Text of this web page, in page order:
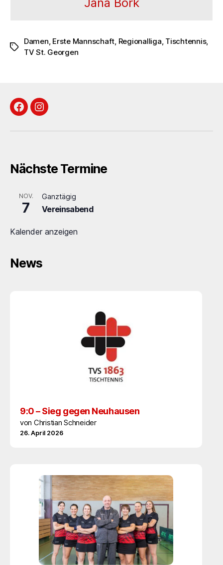
Schlagwörter
Damen Erste Mannschaft Regionalliga Tischtennis,
TV St. Georgen
FacebookInstagram
Nächste Termine
NOV.
7
Ganztägig
Vereinsabend
Kalender anzeigen
News
9:0 – Sieg gegen Neuhausen
von Christian Schneider
26. April 2026